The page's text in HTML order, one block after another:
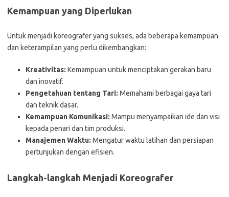
Kemampuan yang Diperlukan
Untuk menjadi koreografer yang sukses, ada beberapa kemampuan
dan keterampilan yang perlu dikembangkan:
Kreativitas: Kemampuan untuk menciptakan gerakan baru
dan inovatif.
Pengetahuan tentang Tari: Memahami berbagai gaya tari
dan teknik dasar.
Kemampuan Komunikasi: Mampu menyampaikan ide dan visi
kepada penari dan tim produksi.
Manajemen Waktu: Mengatur waktu latihan dan persiapan
pertunjukan dengan efisien.
Langkah-langkah Menjadi Koreografer